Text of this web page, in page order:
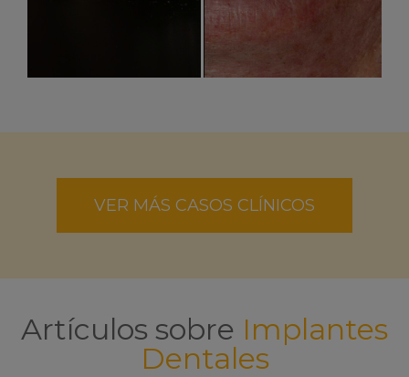
VER MÁS CASOS CLÍNICOS
Artículos sobre Implantes
Dentales